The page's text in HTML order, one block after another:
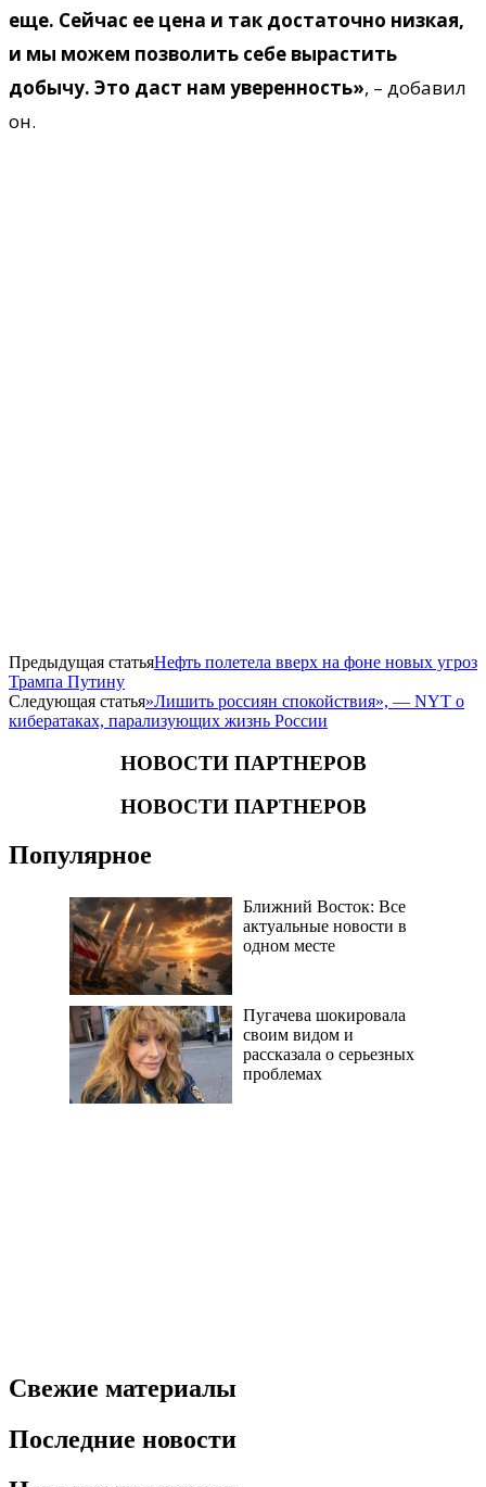
еще. Сейчас ее цена и так достаточно низкая,
и мы можем позволить себе вырастить
добычу. Это даст нам уверенность», – добавил
он.
Предыдущая статьяНефть полетела вверх на фоне новых угроз
Трампа Путину
Следующая статья​»Лишить россиян спокойствия», — NYT о
кибератаках, парализующих жизнь России
НОВОСТИ ПАРТНЕРОВ
НОВОСТИ ПАРТНЕРОВ
Популярное
Ближний Восток: Все
актуальные новости в
одном месте
Пугачева шокировала
своим видом и
рассказала о серьезных
проблемах
Свежие материалы
Последние новости